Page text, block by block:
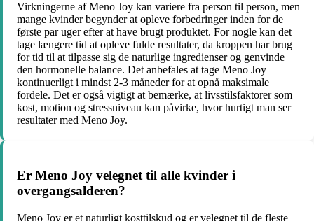
Virkningerne af Meno Joy kan variere fra person til person, men
mange kvinder begynder at opleve forbedringer inden for de
første par uger efter at have brugt produktet. For nogle kan det
tage længere tid at opleve fulde resultater, da kroppen har brug
for tid til at tilpasse sig de naturlige ingredienser og genvinde
den hormonelle balance. Det anbefales at tage Meno Joy
kontinuerligt i mindst 2-3 måneder for at opnå maksimale
fordele. Det er også vigtigt at bemærke, at livsstilsfaktorer som
kost, motion og stressniveau kan påvirke, hvor hurtigt man ser
resultater med Meno Joy.
Er Meno Joy velegnet til alle kvinder i
overgangsalderen?
Meno Joy er et naturligt kosttilskud og er velegnet til de fleste